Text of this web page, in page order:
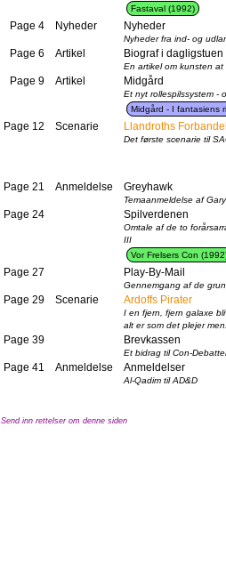
Fastaval (1992)
Page 4 Nyheder Nyheder
Nyheder fra ind- og
Page 6 Artikel Biograf i dagligstuen
En artikel om kunsten at
Page 9 Artikel Midgård
Et nyt rollespilssystem -
Midgård - I fantasiens
Page 12 Scenarie Llandroths
Det første scenarie til
Page 21 Anmeldelse Greyhawk
Temaanmeldelse af
Page 24 Spilverdenen
Omtale af de to
III
Vor Frelsers Con
Page 27 Play-By-Mail
Gennemgang af de
Page 29 Scenarie Ardoffs Pirater
I en fjern, fjern galaxe
alt er som det plejer
Page 39 Brevkassen
Et bidrag til Con-
Page 41 Anmeldelse Anmeldelser
Al-Qadim til AD&D
Send inn rettelser om denne siden